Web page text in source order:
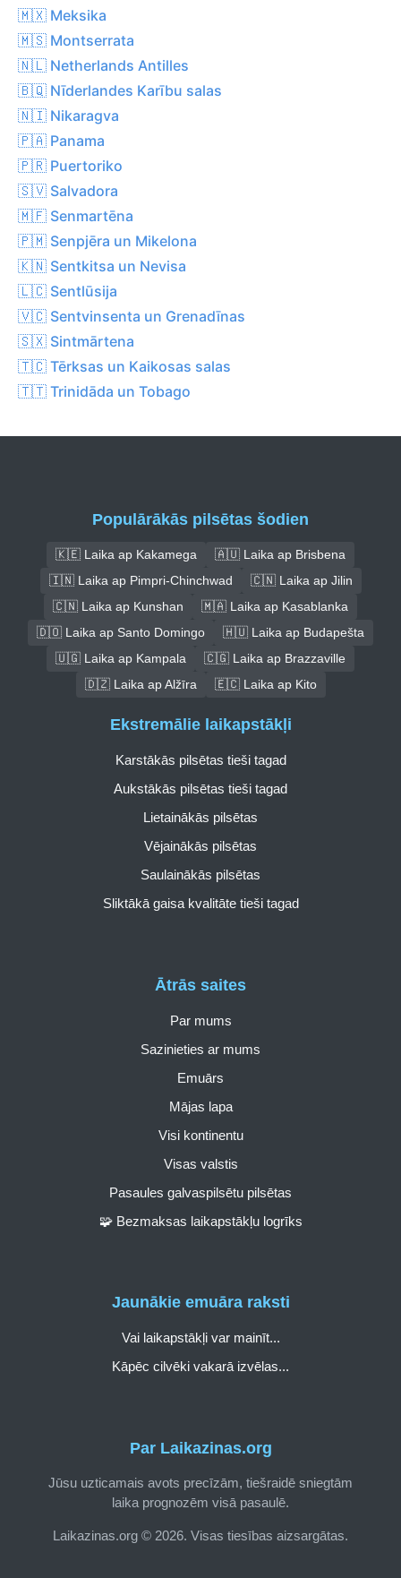
🇲🇽 Meksika
🇲🇸 Montserrata
🇳🇱 Netherlands Antilles
🇧🇶 Nīderlandes Karību salas
🇳🇮 Nikaragva
🇵🇦 Panama
🇵🇷 Puertoriko
🇸🇻 Salvadora
🇲🇫 Senmartēna
🇵🇲 Senpjēra un Mikelona
🇰🇳 Sentkitsa un Nevisa
🇱🇨 Sentlūsija
🇻🇨 Sentvinsenta un Grenadīnas
🇸🇽 Sintmārtena
🇹🇨 Tērksas un Kaikosas salas
🇹🇹 Trinidāda un Tobago
Populārākās pilsētas šodien
🇰🇪 Laika ap Kakamega
🇦🇺 Laika ap Brisbena
🇮🇳 Laika ap Pimpri-Chinchwad
🇨🇳 Laika ap Jilin
🇨🇳 Laika ap Kunshan
🇲🇦 Laika ap Kasablanka
🇩🇴 Laika ap Santo Domingo
🇭🇺 Laika ap Budapešta
🇺🇬 Laika ap Kampala
🇨🇬 Laika ap Brazzaville
🇩🇿 Laika ap Alžīra
🇪🇨 Laika ap Kito
Par Laikazinas.org
Jūsu uzticamais avots precīzām, tiešraidē sniegtām
laika prognozēm visā pasaulē.
Laikazinas.org © 2026. Visas tiesības aizsargātas.
Ātrās saites
Par mums
Sazinieties ar mums
Emuārs
Mājas lapa
Visi kontinentu
Visas valstis
Pasaules galvaspilsētu pilsētas
🧩 Bezmaksas laikapstākļu logrīks
Ekstremālie laikapstākļi
Karstākās pilsētas tieši tagad
Aukstākās pilsētas tieši tagad
Lietainākās pilsētas
Vējainākās pilsētas
Saulainākās pilsētas
Sliktākā gaisa kvalitāte tieši tagad
Jaunākie emuāra raksti
Vai laikapstākļi var mainīt...
Kāpēc cilvēki vakarā izvēlas...